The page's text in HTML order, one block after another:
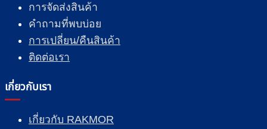
การจัดส่งสินค้า
คำถามที่พบบ่อย
การเปลี่ยน/คืนสินค้า
ติดต่อเรา
เกี่ยวกับเรา
เกี่ยวกับ RAKMOR